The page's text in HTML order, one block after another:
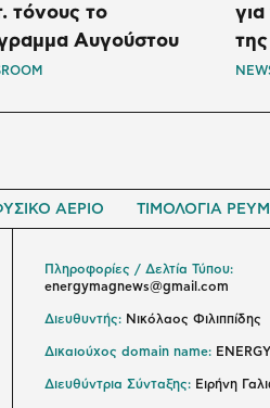
τόνους το
Αυγούστου
για
ΑΕΡΙΟ ΤΙΜΟΛΟΓΙΑ
Πληροφορίες / Δελτία Τύπου:
energymagnews@gmail.com
Διευθυντής: Νικόλαος Φιλιππίδης
Δικαιούχος domain name:
Διευθύντρια Σύνταξης: Ειρήνη